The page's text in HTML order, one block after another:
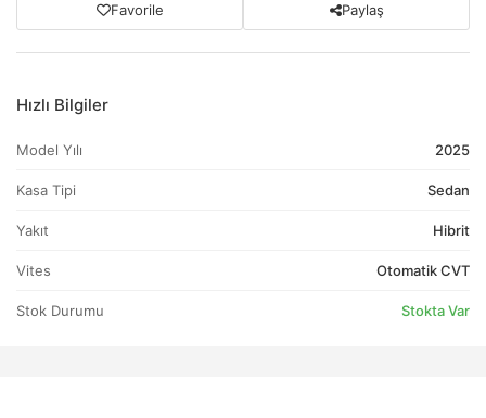
Favorile Paylaş
Hızlı Bilgiler
Model Yılı 2025
Kasa Tipi Sedan
Yakıt Hibrit
Vites Otomatik CVT
Stok Durumu Stokta Var